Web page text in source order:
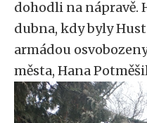
dohodli na nápravě.
dubna, kdy byly
armádou
města, Hana